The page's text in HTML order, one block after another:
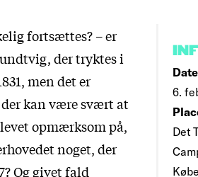
6.
Det
fortsættes? – er
der tryktes i
men det er
kan være svært at
opmærksom på,
noget, der
Og givet fald